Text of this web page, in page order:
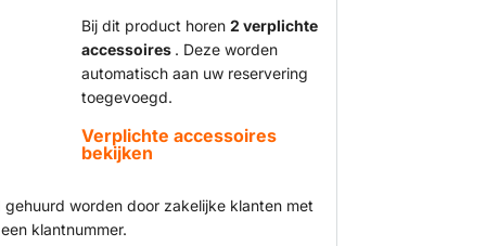
platform bieden ze ook meer
en materialen veilig mee naar de
om er allerlei werkzaamheden te
schaarhoogwerker is voorzien van een
voor binnenwerk.
Bij dit product horen 2 verplichte
accessoires . Deze worden
automatisch aan uw reservering
toegevoegd.
Verplichte accessoires
bekijken
worden door zakelijke klanten met
een klantnummer.